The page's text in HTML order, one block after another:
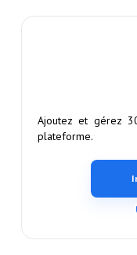
Ajoutez et gérez
plateforme.